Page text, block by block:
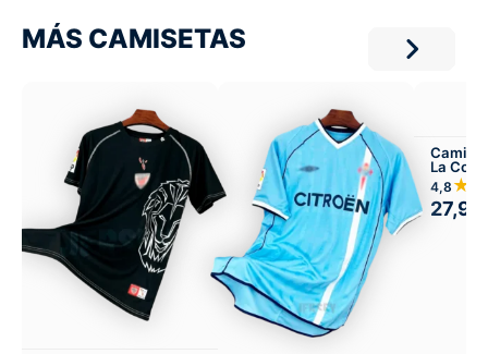
MÁS CAMISETAS
La
Tercera
4,8
27,99